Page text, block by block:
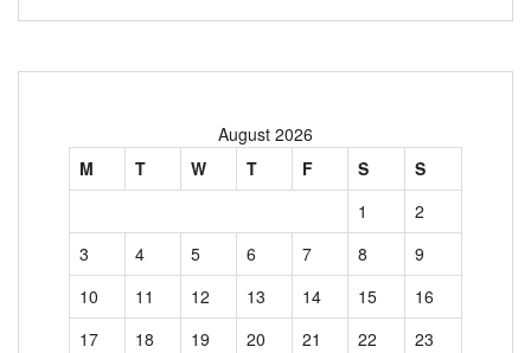
August 2026
M
T W T F S
S
1
2
3
4 5 6 7 8
9
10
11 12 13 14 15
16
17
18 19 20 21 22
23